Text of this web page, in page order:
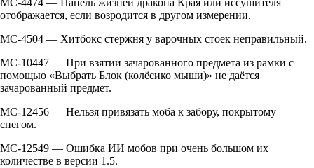
MC-4474 — Панель жизней дракона Края или иссушителя
отображается, если возродится в другом измерении.
MC-4504 — Хитбокс стержня у варочных стоек неправильный.
MC-10447 — При взятии зачарованного предмета из рамки с
помощью «Выбрать Блок (колёсико мыши)» не даётся
зачарованный предмет.
MC-12456 — Нельзя привязать моба к забору, покрытому
снегом.
MC-12549 — Ошибка ИИ мобов при очень большом их
количестве в версии 1.5.